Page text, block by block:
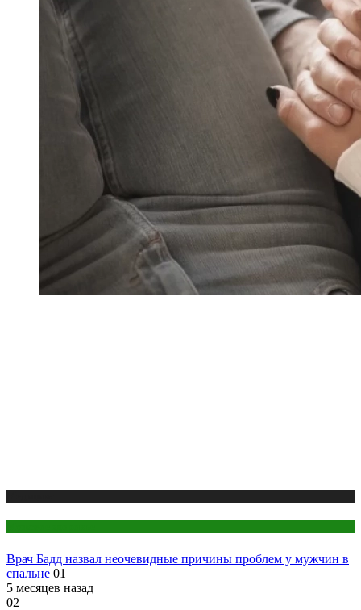
Врач Бадд назвал неочевидные причины проблем у мужчин в
спальне 01
5 месяцев назад
02